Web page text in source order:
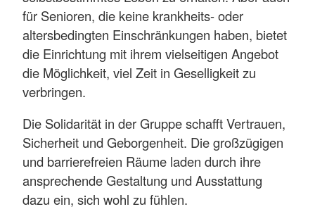
für Senioren, die keine krankheits- oder
altersbedingten Einschränkungen haben, bietet
die Einrichtung mit ihrem vielseitigen Angebot
die Möglichkeit, viel Zeit in Geselligkeit zu
verbringen.
Die Solidarität in der Gruppe schafft Vertrauen,
Sicherheit und Geborgenheit. Die großzügigen
und barrierefreien Räume laden durch ihre
ansprechende Gestaltung und Ausstattung
dazu ein, sich wohl zu fühlen.